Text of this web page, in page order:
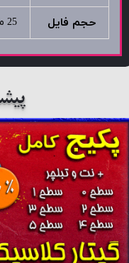
حجم فایل 25 مگابایت